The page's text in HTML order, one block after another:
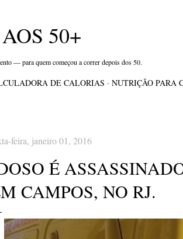
50+
— para quem começou a correr depois dos 50.
DE CALORIAS NUTRIÇÃO PARA
feira, janeiro 01, 2016
É
CAMPOS, NO RJ.